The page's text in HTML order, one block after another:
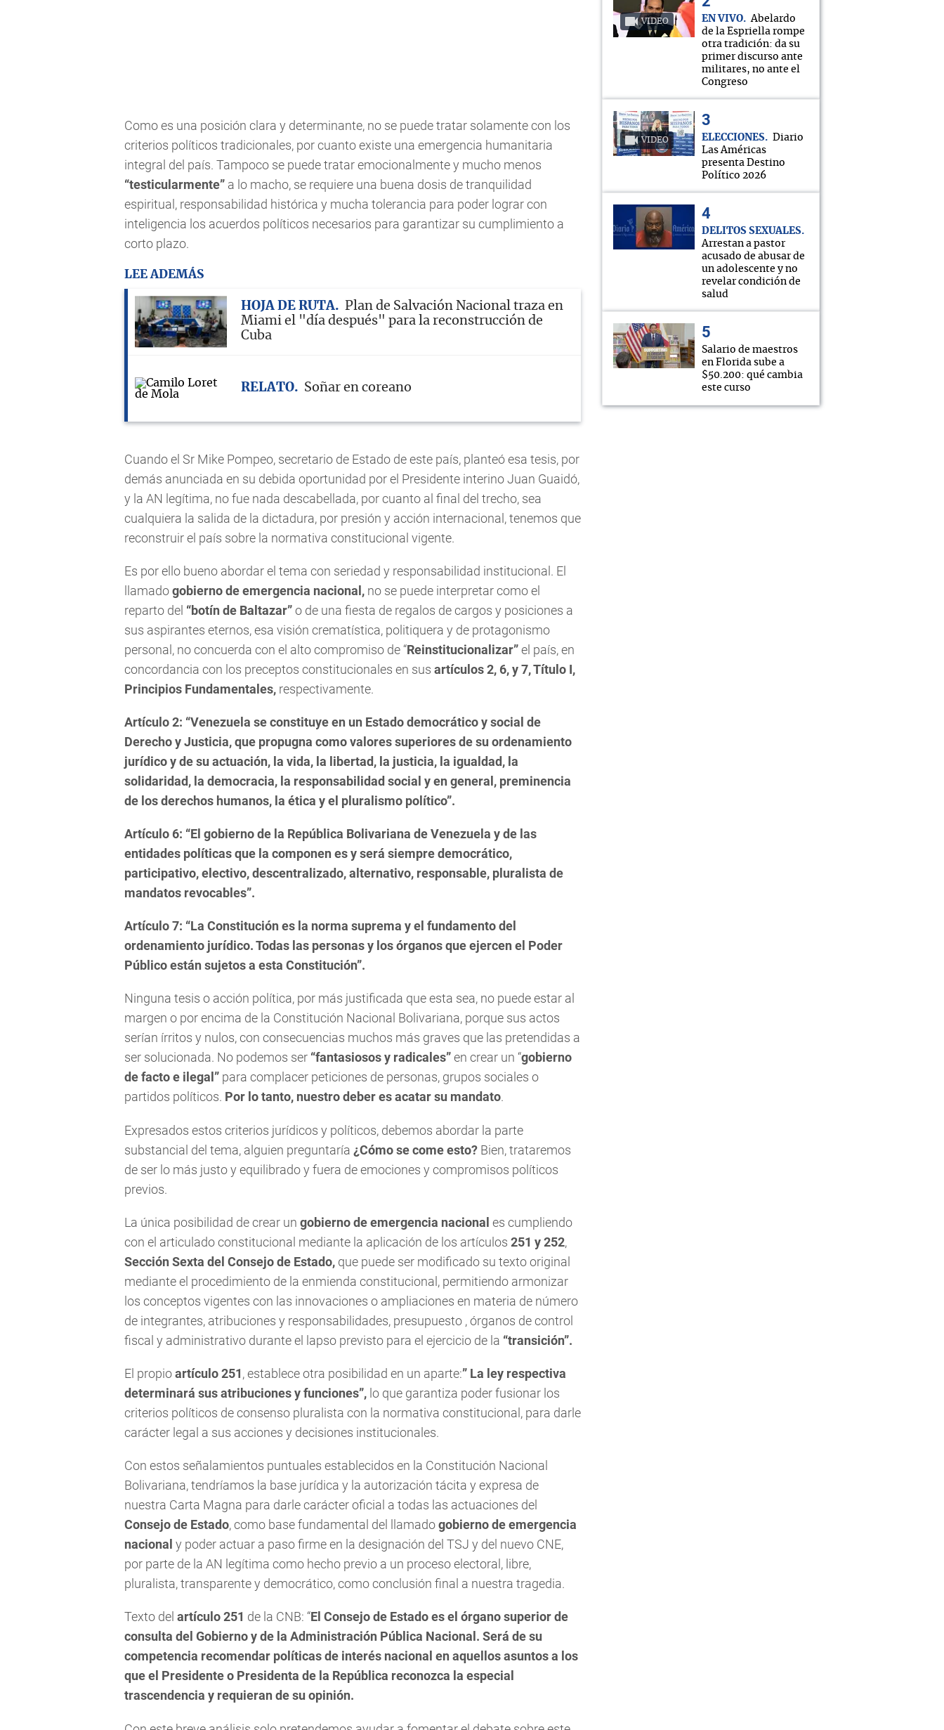
Como es una posición clara y determinante, no se puede tratar solamente con los
criterios políticos tradicionales, por cuanto existe una emergencia humanitaria
integral del país. Tampoco se puede tratar emocionalmente y mucho menos
“testicularmente” a lo macho, se requiere una buena dosis de tranquilidad
espiritual, responsabilidad histórica y mucha tolerancia para poder lograr con
inteligencia los acuerdos políticos necesarios para garantizar su cumplimiento a
corto plazo.
LEE ADEMÁS
HOJA DE RUTA
Plan de Salvación Nacional traza en
Miami el "día después" para la reconstrucción de
Cuba
RELATO Soñar en coreano
Cuando el Sr Mike Pompeo, secretario de Estado de este país, planteó esa tesis, por
demás anunciada en su debida oportunidad por el Presidente interino Juan Guaidó,
y la AN legítima, no fue nada descabellada, por cuanto al final del trecho, sea
cualquiera la salida de la dictadura, por presión y acción internacional, tenemos que
reconstruir el país sobre la normativa constitucional vigente.
Es por ello bueno abordar el tema con seriedad y responsabilidad institucional. El
llamadogobierno de emergencia nacional, no se puede interpretar como el
reparto del “botín de Baltazar”o de una fiesta de regalos de cargos y posiciones a
sus aspirantes eternos, esa visión crematística, politiquera y de protagonismo
personal, no concuerda con el alto compromiso de “Reinstitucionalizar”el país, en
concordancia con los preceptos constitucionales en sus artículos 2, 6, y 7, Título I,
Principios Fundamentales, respectivamente.
Artículo 2: “Venezuela se constituye en un Estado democrático y social de
Derecho y Justicia, que propugna como valores superiores de su ordenamiento
jurídico y de su actuación, la vida, la libertad, la justicia, la igualdad, la
solidaridad, la democracia, la responsabilidad social y en general, preminencia
de los derechos humanos, la ética y el pluralismo político”.
Artículo 6: “El gobierno de la República Bolivariana de Venezuela y de las
entidades políticas que la componen es y será siempre democrático,
participativo, electivo, descentralizado, alternativo, responsable, pluralista de
mandatos revocables”.
Artículo 7: “La Constitución es la norma suprema y el fundamento del
ordenamiento jurídico. Todas las personas y los órganos que ejercen el Poder
Público están sujetos a esta Constitución”.
Ninguna tesis o acción política, por más justificada que esta sea, no puede estar al
margen o por encima de la Constitución Nacional Bolivariana, porque sus actos
serían írritos y nulos, con consecuencias muchos más graves que las pretendidas a
ser solucionada. No podemos ser “fantasiosos y radicales”en crear un “gobierno
de facto e ilegal” para complacer peticiones de personas, grupos sociales o
partidos políticos. Por lo tanto, nuestro deber es acatar su mandato.
Expresados estos criterios jurídicos y políticos, debemos abordar la parte
substancial del tema, alguien preguntaría ¿Cómo se come esto? Bien, trataremos
de ser lo más justo y equilibrado y fuera de emociones y compromisos políticos
previos.
La única posibilidad de crear un gobierno de emergencia nacional es cumpliendo
con el articulado constitucional mediante la aplicación de los artículos 251 y 252,
Sección Sexta del Consejo de Estado, que puede ser modificado su texto original
mediante el procedimiento de la enmienda constitucional, permitiendo armonizar
los conceptos vigentes con las innovaciones o ampliaciones en materia de número
de integrantes, atribuciones y responsabilidades, presupuesto , órganos de control
fiscal y administrativo durante el lapso previsto para el ejercicio de la “transición”.
El propioartículo 251, establece otra posibilidad en un aparte:” La ley respectiva
determinará sus atribuciones y funciones”, lo que garantiza poder fusionar los
criterios políticos de consenso pluralista con la normativa constitucional, para darle
carácter legal a sus acciones y decisiones institucionales.
Con estos señalamientos puntuales establecidos en la Constitución Nacional
Bolivariana, tendríamos la base jurídica y la autorización tácita y expresa de
nuestra Carta Magna para darle carácter oficial a todas las actuaciones del
Consejo de Estado, como base fundamental del llamadogobierno de emergencia
nacional y poder actuar a paso firme en la designación del TSJ y del nuevo CNE,
por parte de la AN legítima como hecho previo a un proceso electoral, libre,
pluralista, transparente y democrático, como conclusión final a nuestra tragedia.
Texto del artículo 251 de la CNB: “El Consejo de Estado es el órgano superior de
consulta del Gobierno y de la Administración Pública Nacional. Será de su
competencia recomendar políticas de interés nacional en aquellos asuntos a los
que el Presidente o Presidenta de la República reconozca la especial
trascendencia y requieran de su opinión.
VIDEO EN VIVO
Abelardo
de la Espriella rompe
otra tradición: da su
primer discurso ante
militares, no ante el
Congreso
VIDEO ELECCIONES
Diario
Las Américas
presenta Destino
Político 2026
DELITOS SEXUALES
Arrestan a pastor
acusado de abusar de
un adolescente y no
revelar condición de
salud
Salario de maestros
en Florida sube a
$50.200: qué cambia
este curso